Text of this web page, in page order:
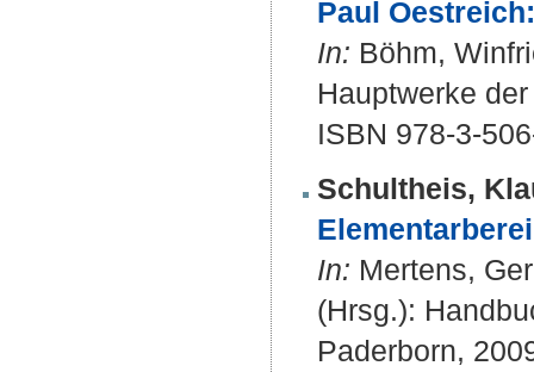
Paul
In: Böhm,
Hauptwerke
ISBN 978-3-
Schultheis,
In: Mertens,
(Hrsg.):
Paderborn,